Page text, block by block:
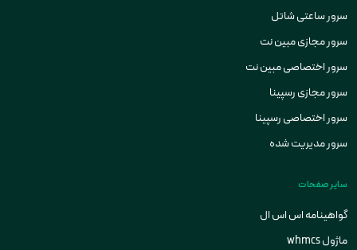
سرور ساعتی شاتل
سرور مجازی مبین نت
سرور اختصاصی مبین نت
سرور مجازی رسپینا
سرور اختصاصی رسپینا
سرور مدیریت شده
سایر صفحات
گواهینامه اس اس ال
ماژول whmcs